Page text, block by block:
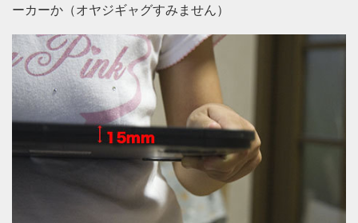
ーカーか（オヤジギャグすみません）